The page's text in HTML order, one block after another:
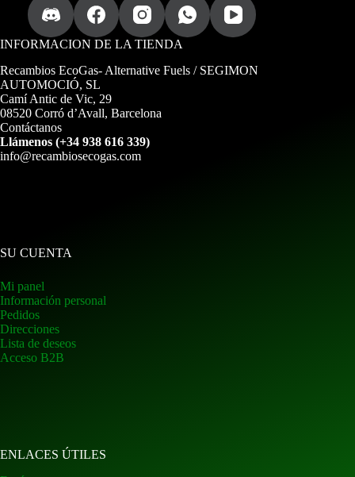
o
r
r
e
o
INFORMACION DE LA TIENDA
Recambios EcoGas- Alternative Fuels / SEGIMON
AUTOMOCIÓ, SL
Camí Antic de Vic, 29
08520 Corró d’Avall, Barcelona
Contáctanos
Llámenos (+34 938 616 339)
info@recambiosecogas.com
SU CUENTA
Mi panel
Información personal
Pedidos
Direcciones
Lista de deseos
Acceso B2B
ENLACES ÚTILES